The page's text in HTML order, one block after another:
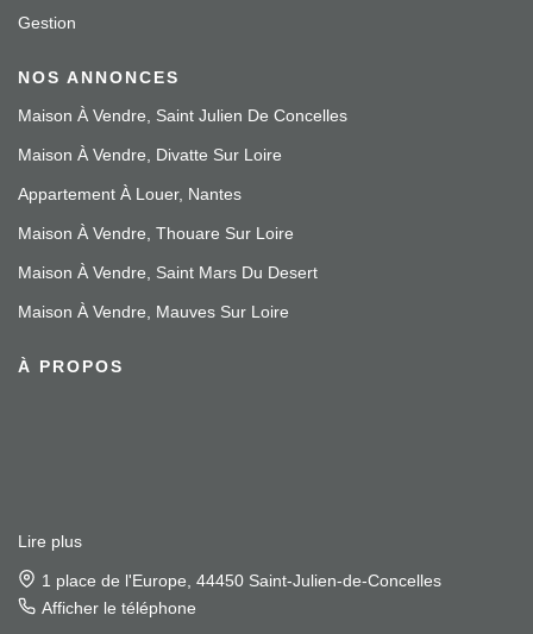
Gestion
NOS ANNONCES
Maison À Vendre, Saint Julien De Concelles
Maison À Vendre, Divatte Sur Loire
Appartement À Louer, Nantes
Maison À Vendre, Thouare Sur Loire
Maison À Vendre, Saint Mars Du Desert
Maison À Vendre, Mauves Sur Loire
À PROPOS
Lire plus
1 place de l'Europe, 44450 Saint-Julien-de-Concelles
Afficher le téléphone